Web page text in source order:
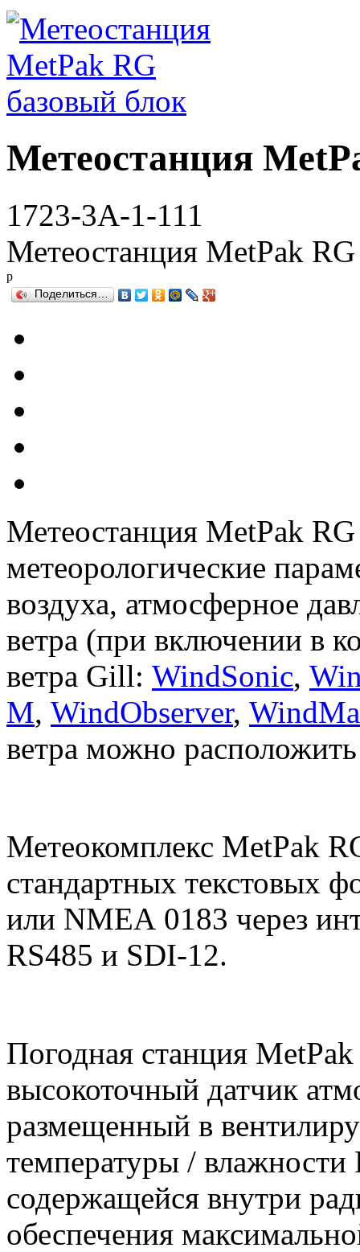
Метеостанция
1723-3A-1-111
Метеостанция MetPak
р
Поделиться…
Метеостанция MetPak RG
метеорологические
воздуха, атмосферное
ветра (при включении в
ветра Gill: WindSonic,
M, WindObserver,
ветра можно
Метеокомплекс MetPak
стандартных текстовых
или NMEA 0183 через
RS485 и SDI-12.
Погодная станция MetPak
высокоточный датчик
размещенный в
температуры / влажности
содержащейся внутри
обеспечения